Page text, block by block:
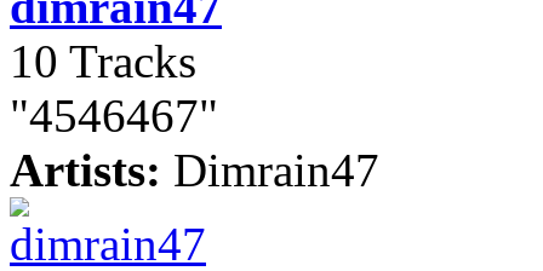
10 Tracks
"4546467"
Artists: Dimrain47